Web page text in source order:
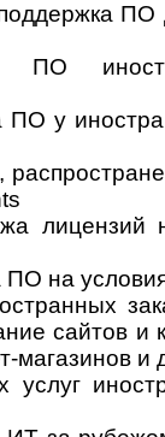
ПО у
лицензий
на
сайтов и
магазинов и
услуг